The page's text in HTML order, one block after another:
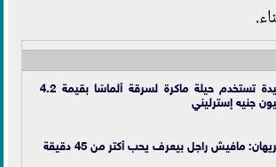
سيدة تستخدم حيلة ماكرة لسرقة ألماسًا بقيمة 4.2
جنيه إسترليني
مافيش راجل بيعرف يحب أكتر من 45 دقيقة